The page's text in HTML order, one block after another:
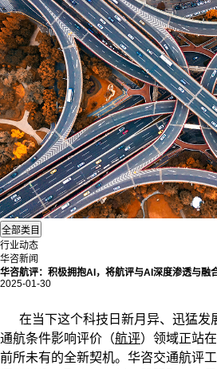
行业动态
华咨新闻
华咨航评：积极拥抱AI，将航评与AI深度渗透与融
2025-01-30
在当下这个科技日新月异、迅猛发
通航条件影响评价（航评）领域正站
前所未有的全新契机。华咨交通航评